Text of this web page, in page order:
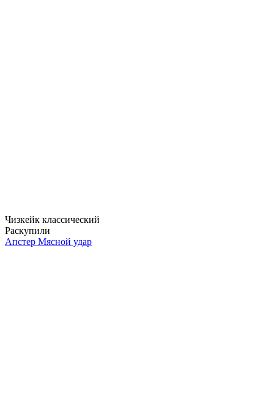
Чизкейк классический
Раскупили
Апстер Мясной удар